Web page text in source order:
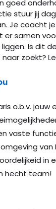
goed
stuur jij
Je coacht
er samen
Is dit
zoekt?
o.b.v. jouw
vaste
in
hecht team!